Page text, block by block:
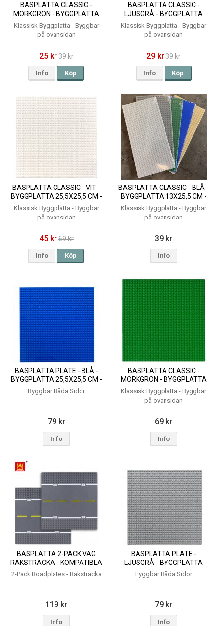
BASPLATTA CLASSIC -
MÖRKGRÖN - BYGGPLATTA
13X25,5 CM - KOMPATIBLA
BYGGKLOSSAR
Klassisk Byggplatta - Byggbar
på ovansidan
25 kr39 kr
Info Köp
BASPLATTA CLASSIC -
LJUSGRÅ - BYGGPLATTA
13X25,5 CM - KOMPATIBLA
BYGGKLOSSAR
Klassisk Byggplatta - Byggbar
på ovansidan
29 kr39 kr
Info Köp
BASPLATTA CLASSIC - VIT -
BYGGPLATTA 25,5X25,5 CM -
KOMPATIBLA BYGGKLOSSAR
Klassisk Byggplatta - Byggbar
på ovansidan
45 kr69 kr
Info Köp
BASPLATTA CLASSIC - BLÅ -
BYGGPLATTA 13X25,5 CM -
KOMPATIBLA BYGGKLOSSAR
Klassisk Byggplatta - Byggbar
på ovansidan
39 kr
Info
BASPLATTA PLATE - BLÅ -
BYGGPLATTA 25,5X25,5 CM -
KOMPATIBLA BYGGKLOSSAR
Byggbar Båda Sidor
79 kr
Info
BASPLATTA CLASSIC -
MÖRKGRÖN - BYGGPLATTA
25,5X25,5 CM - KOMPATIBLA
BYGGKLOSSAR
Klassisk Byggplatta - Byggbar
på ovansidan
69 kr
Info
BASPLATTA 2-PACK VÄG
RAKSTRÄCKA - KOMPATIBLA
BYGGKLOSSAR
2-Pack Roadplates - Raksträcka
119 kr
Info
BASPLATTA PLATE -
LJUSGRÅ - BYGGPLATTA
25,5X25,5 CM - KOMPATIBLA
BYGGKLOSSAR
Byggbar Båda Sidor
79 kr
Info